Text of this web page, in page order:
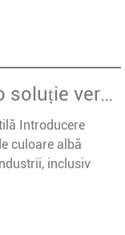
Emulsie acrilică în textile: o soluție versatilă
Introducere
culoare albă
inclusiv